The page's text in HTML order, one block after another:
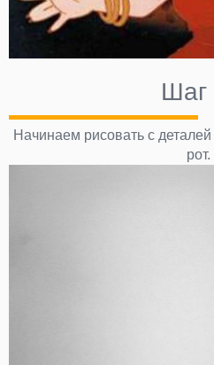
Шаг
Начинаем рисовать с
рот.